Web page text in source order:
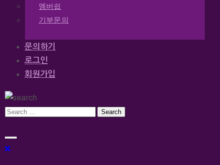
멤버쉽
기부문의
문의하기
로그인
회원가입